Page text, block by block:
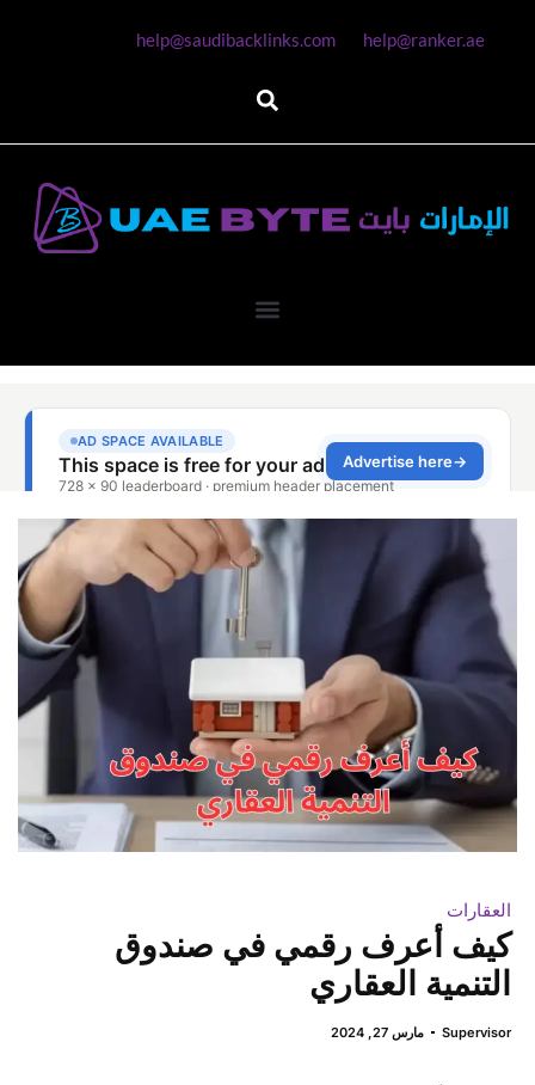
help@ranker.ae
help@saudibacklinks.com
العقارات
كيف أعرف رقمي في صندوق
التنمية العقاري
Supervisor مارس 27, 2024